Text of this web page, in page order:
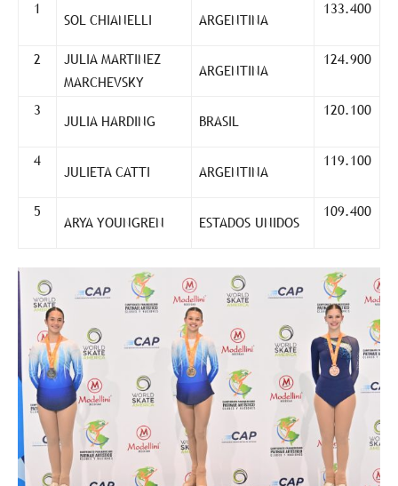
1
SOL CHIANELLI ARGENTINA
133.400
2
JULIA MARTINEZ
MARCHEVSKY
ARGENTINA
124.900
3
JULIA HARDING BRASIL
120.100
4
JULIETA CATTI ARGENTINA
119.100
5
ARYA YOUNGREN ESTADOS UNIDOS
109.400